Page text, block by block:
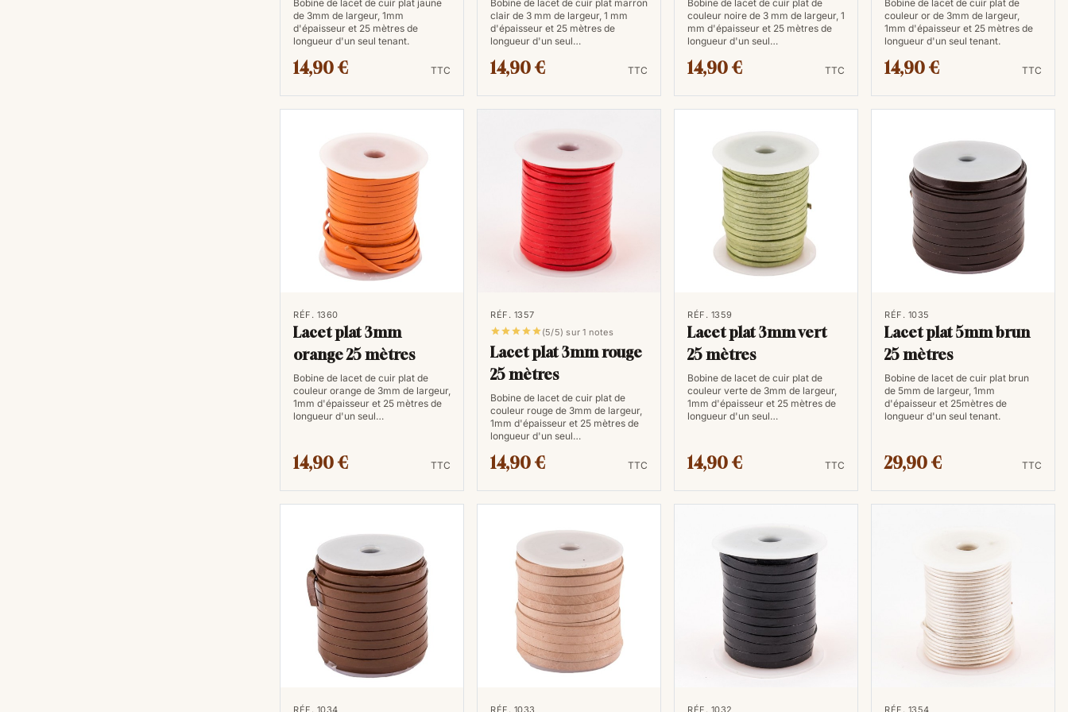
Bobine de lacet de cuir plat jaune
de 3mm de largeur, 1mm
d'épaisseur et 25 mètres de
longueur d'un seul tenant.
14,90 € TTC
Bobine de lacet de cuir plat marron
clair de 3 mm de largeur, 1 mm
d'épaisseur et 25 mètres de
longueur d'un seul…
14,90 € TTC
Bobine de lacet de cuir plat de
couleur noire de 3 mm de largeur, 1
mm d'épaisseur et 25 mètres de
longueur d'un seul…
14,90 € TTC
Bobine de lacet de cuir plat de
couleur or de 3mm de largeur,
1mm d'épaisseur et 25 mètres de
longueur d'un seul tenant.
14,90 € TTC
RÉF. 1360
Lacet plat 3mm
orange 25 mètres
Bobine de lacet de cuir plat de
couleur orange de 3mm de largeur,
1mm d'épaisseur et 25 mètres de
longueur d'un seul…
14,90 € TTC
RÉF. 1357
(5/5) sur 1 notes
Lacet plat 3mm rouge
25 mètres
Bobine de lacet de cuir plat de
couleur rouge de 3mm de largeur,
1mm d'épaisseur et 25 mètres de
longueur d'un seul…
14,90 € TTC
RÉF. 1359
Lacet plat 3mm vert
25 mètres
Bobine de lacet de cuir plat de
couleur verte de 3mm de largeur,
1mm d'épaisseur et 25 mètres de
longueur d'un seul…
14,90 € TTC
RÉF. 1035
Lacet plat 5mm brun
25 mètres
Bobine de lacet de cuir plat brun
de 5mm de largeur, 1mm
d'épaisseur et 25mètres de
longueur d'un seul tenant.
29,90 € TTC
RÉF. 1034 RÉF. 1033 RÉF. 1032 RÉF. 1354